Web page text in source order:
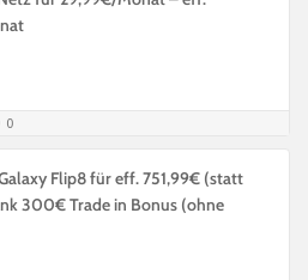
0
Flip8 für eff. 751,99€ (statt
300€ Trade in Bonus (ohne